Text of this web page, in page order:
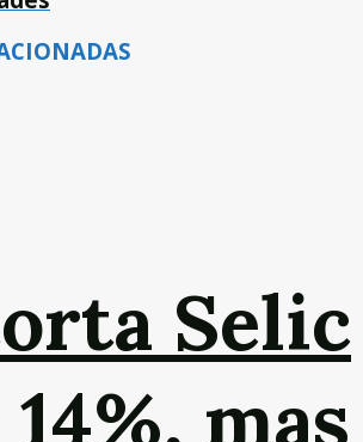
Selic
mas